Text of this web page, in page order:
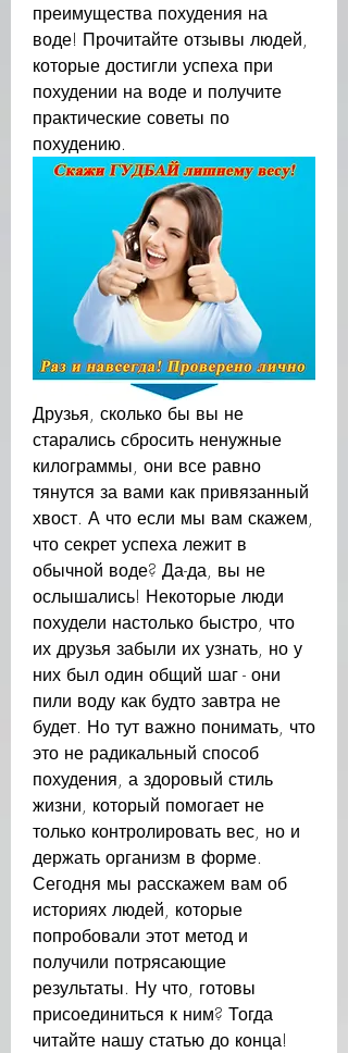
преимущества похудения на
воде! Прочитайте отзывы людей,
которые достигли успеха при
похудении на воде и получите
практические советы по
похудению.
Друзья, сколько бы вы не
старались сбросить ненужные
килограммы, они все равно
тянутся за вами как привязанный
хвост. А что если мы вам скажем,
что секрет успеха лежит в
обычной воде? Да-да, вы не
ослышались! Некоторые люди
похудели настолько быстро, что
их друзья забыли их узнать, но у
них был один общий шаг - они
пили воду как будто завтра не
будет. Но тут важно понимать, что
это не радикальный способ
похудения, а здоровый стиль
жизни, который помогает не
только контролировать вес, но и
держать организм в форме.
Сегодня мы расскажем вам об
историях людей, которые
попробовали этот метод и
получили потрясающие
результаты. Ну что, готовы
присоединиться к ним? Тогда
читайте нашу статью до конца!